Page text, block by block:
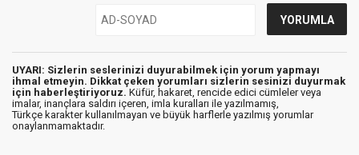
UYARI: Sizlerin seslerinizi duyurabilmek için yorum yapmayı
ihmal etmeyin. Dikkat çeken yorumları sizlerin sesinizi duyurmak
için haberleştiriyoruz. Küfür, hakaret, rencide edici cümleler veya
imalar, inançlara saldırı içeren, imla kuralları ile yazılmamış,
Türkçe karakter kullanılmayan ve büyük harflerle yazılmış yorumlar
onaylanmamaktadır.